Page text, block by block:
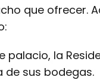
que ofrecer.
la
de sus bodegas.